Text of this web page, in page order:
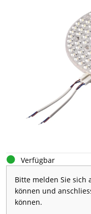
Verfügbar
Bitte melden Sie sich
können und
können.